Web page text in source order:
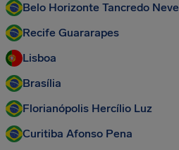
Belo Horizonte Tancredo
Recife Guararapes
Lisboa
Brasília
Florianópolis Hercílio Luz
Curitiba Afonso Pena